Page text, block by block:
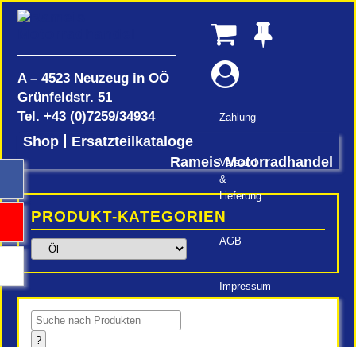
A – 4523 Neuzeug in OÖ
Grünfeldstr. 51
Tel. +43 (0)7259/34934 Zahlung
Versand
&
Lieferung
AGB
Impressum
Shop
Ersatzteilkataloge
Rameis Motorradhandel
PRODUKT-KATEGORIEN
Products
search
?